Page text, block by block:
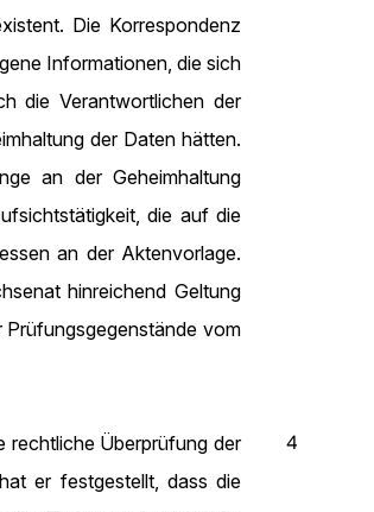
Die Korrespondenz
Informationen, die sich
die Verantwortlichen der
der Daten hätten.
an der Geheimhaltung
die auf die
an der Aktenvorlage.
hinreichend Geltung
vom
4
rechtliche Überprüfung der
er festgestellt, dass die